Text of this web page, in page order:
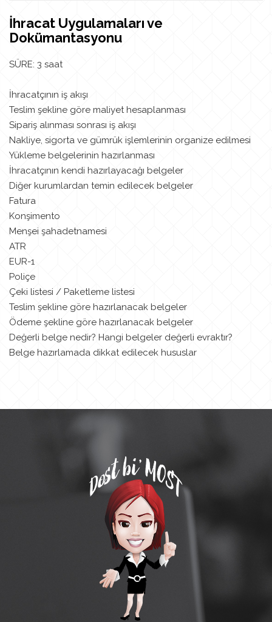
İhracat Uygulamaları ve
Dokümantasyonu
SÜRE: 3 saat
İhracatçının iş akışı
Teslim şekline göre maliyet hesaplanması
Sipariş alınması sonrası iş akışı
Nakliye, sigorta ve gümrük işlemlerinin organize edilmesi
Yükleme belgelerinin hazırlanması
İhracatçının kendi hazırlayacağı belgeler
Diğer kurumlardan temin edilecek belgeler
Fatura
Konşimento
Menşei şahadetnamesi
ATR
EUR-1
Poliçe
Çeki listesi / Paketleme listesi
Teslim şekline göre hazırlanacak belgeler
Ödeme şekline göre hazırlanacak belgeler
Değerli belge nedir? Hangi belgeler değerli evraktır?
Belge hazırlamada dikkat edilecek hususlar